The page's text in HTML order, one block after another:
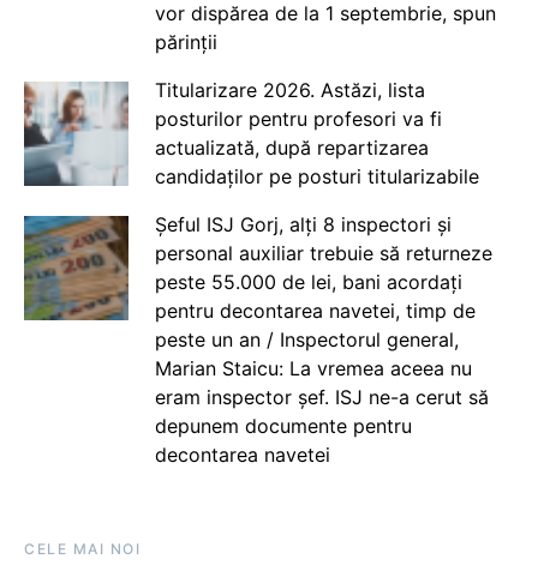
vor dispărea de la 1 septembrie, spun
părinții
Titularizare 2026. Astăzi, lista
posturilor pentru profesori va fi
actualizată, după repartizarea
candidaților pe posturi titularizabile
Șeful ISJ Gorj, alți 8 inspectori și
personal auxiliar trebuie să returneze
peste 55.000 de lei, bani acordați
pentru decontarea navetei, timp de
peste un an / Inspectorul general,
Marian Staicu: La vremea aceea nu
eram inspector șef. ISJ ne-a cerut să
depunem documente pentru
decontarea navetei
CELE MAI NOI